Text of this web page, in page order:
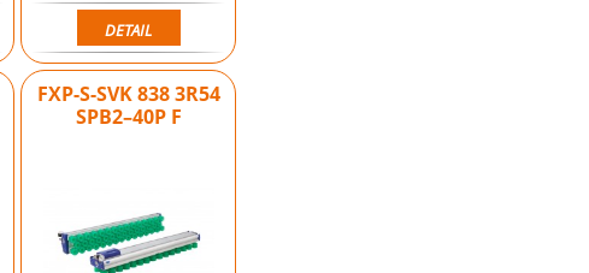
DETAIL
FXP-S-SVK 838 3R54
SPB2–40P F